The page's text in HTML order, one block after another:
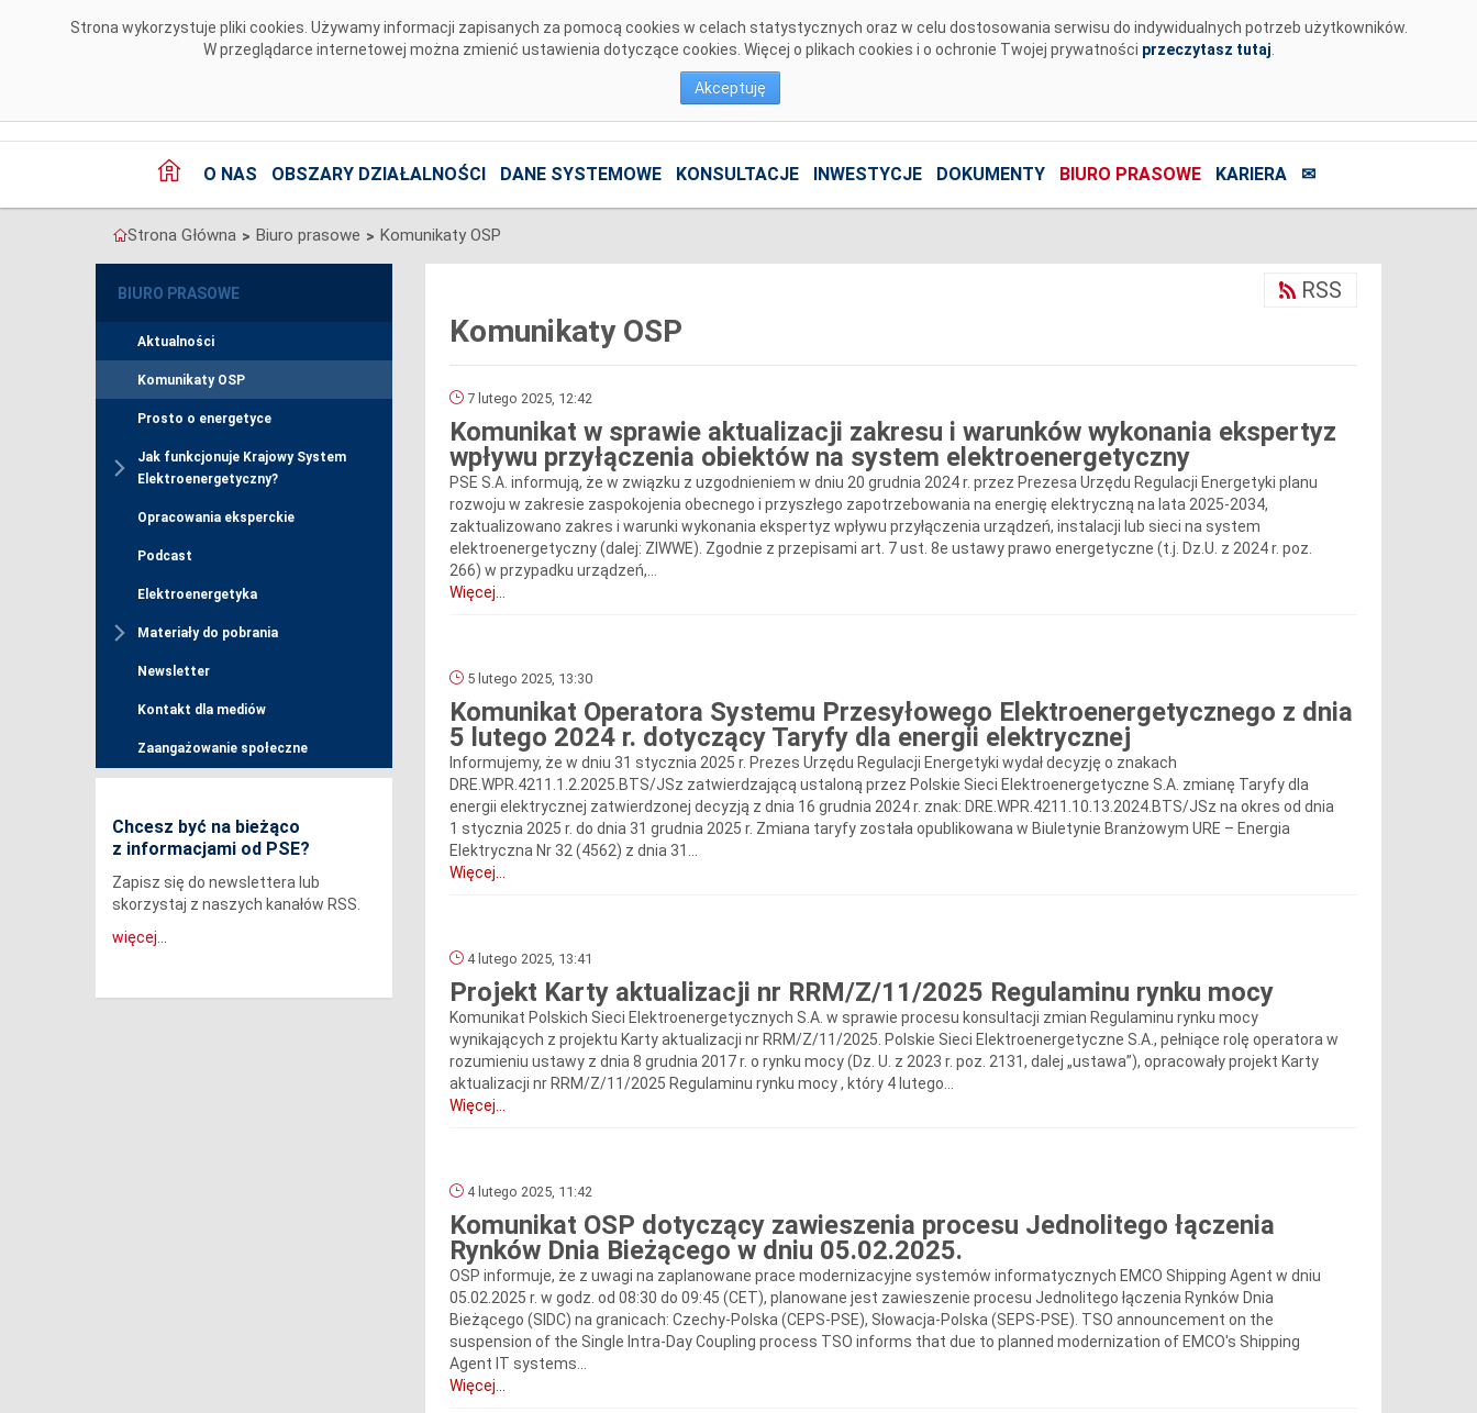
Strona wykorzystuje pliki cookies. Używamy informacji zapisanych za pomocą cookies w celach statystycznych oraz w celu dostosowania serwisu do indywidualnych potrzeb użytkowników.
W przeglądarce internetowej można zmienić ustawienia dotyczące cookies. Więcej o plikach cookies i o ochronie Twojej prywatności przeczytasz tutaj
Akceptuję
O NAS OBSZARY DZIAŁALNOŚCI DANE SYSTEMOWE KONSULTACJE INWESTYCJE DOKUMENTY BIURO PRASOWE KARIERA ✉
Strona Główna > Biuro prasowe > Komunikaty OSP
BIURO PRASOWE
Aktualności
Komunikaty OSP
Prosto o energetyce
Jak funkcjonuje Krajowy System
Elektroenergetyczny?
Opracowania eksperckie
Podcast
Elektroenergetyka
Materiały do pobrania
Newsletter
Kontakt dla mediów
Zaangażowanie społeczne
Chcesz być na bieżąco
z informacjami od PSE?
Zapisz się do newslettera lub
skorzystaj z naszych kanałów RSS.
więcej...
Komunikaty OSP
RSS
7 lutego 2025, 12:42
Komunikat w sprawie aktualizacji zakresu i warunków wykonania ekspertyz
wpływu przyłączenia obiektów na system elektroenergetyczny
PSE S.A. informują, że w związku z uzgodnieniem w dniu 20 grudnia 2024 r. przez Prezesa Urzędu Regulacji Energetyki planu
rozwoju w zakresie zaspokojenia obecnego i przyszłego zapotrzebowania na energię elektryczną na lata 2025-2034,
zaktualizowano zakres i warunki wykonania ekspertyz wpływu przyłączenia urządzeń, instalacji lub sieci na system
elektroenergetyczny (dalej: ZIWWE). Zgodnie z przepisami art. 7 ust. 8e ustawy prawo energetyczne (t.j. Dz.U. z 2024 r. poz.
266) w przypadku urządzeń,...
Więcej...
5 lutego 2025, 13:30
Komunikat Operatora Systemu Przesyłowego Elektroenergetycznego z dnia
5 lutego 2024 r. dotyczący Taryfy dla energii elektrycznej
Informujemy, że w dniu 31 stycznia 2025 r. Prezes Urzędu Regulacji Energetyki wydał decyzję o znakach
DRE.WPR.4211.1.2.2025.BTS/JSz zatwierdzającą ustaloną przez Polskie Sieci Elektroenergetyczne S.A. zmianę Taryfy dla
energii elektrycznej zatwierdzonej decyzją z dnia 16 grudnia 2024 r. znak: DRE.WPR.4211.10.13.2024.BTS/JSz na okres od dnia
1 stycznia 2025 r. do dnia 31 grudnia 2025 r. Zmiana taryfy została opublikowana w Biuletynie Branżowym URE – Energia
Elektryczna Nr 32 (4562) z dnia 31...
Więcej...
4 lutego 2025, 13:41
Projekt Karty aktualizacji nr RRM/Z/11/2025 Regulaminu rynku mocy
Komunikat Polskich Sieci Elektroenergetycznych S.A. w sprawie procesu konsultacji zmian Regulaminu rynku mocy
wynikających z projektu Karty aktualizacji nr RRM/Z/11/2025. Polskie Sieci Elektroenergetyczne S.A., pełniące rolę operatora w
rozumieniu ustawy z dnia 8 grudnia 2017 r. o rynku mocy (Dz. U. z 2023 r. poz. 2131, dalej „ustawa”), opracowały projekt Karty
aktualizacji nr RRM/Z/11/2025 Regulaminu rynku mocy , który 4 lutego...
Więcej...
4 lutego 2025, 11:42
Komunikat OSP dotyczący zawieszenia procesu Jednolitego łączenia
Rynków Dnia Bieżącego w dniu 05.02.2025.
OSP informuje, że z uwagi na zaplanowane prace modernizacyjne systemów informatycznych EMCO Shipping Agent w dniu
05.02.2025 r. w godz. od 08:30 do 09:45 (CET), planowane jest zawieszenie procesu Jednolitego łączenia Rynków Dnia
Bieżącego (SIDC) na granicach: Czechy-Polska (CEPS-PSE), Słowacja-Polska (SEPS-PSE). TSO announcement on the
suspension of the Single Intra-Day Coupling process TSO informs that due to planned modernization of EMCO's Shipping
Agent IT systems...
Więcej...